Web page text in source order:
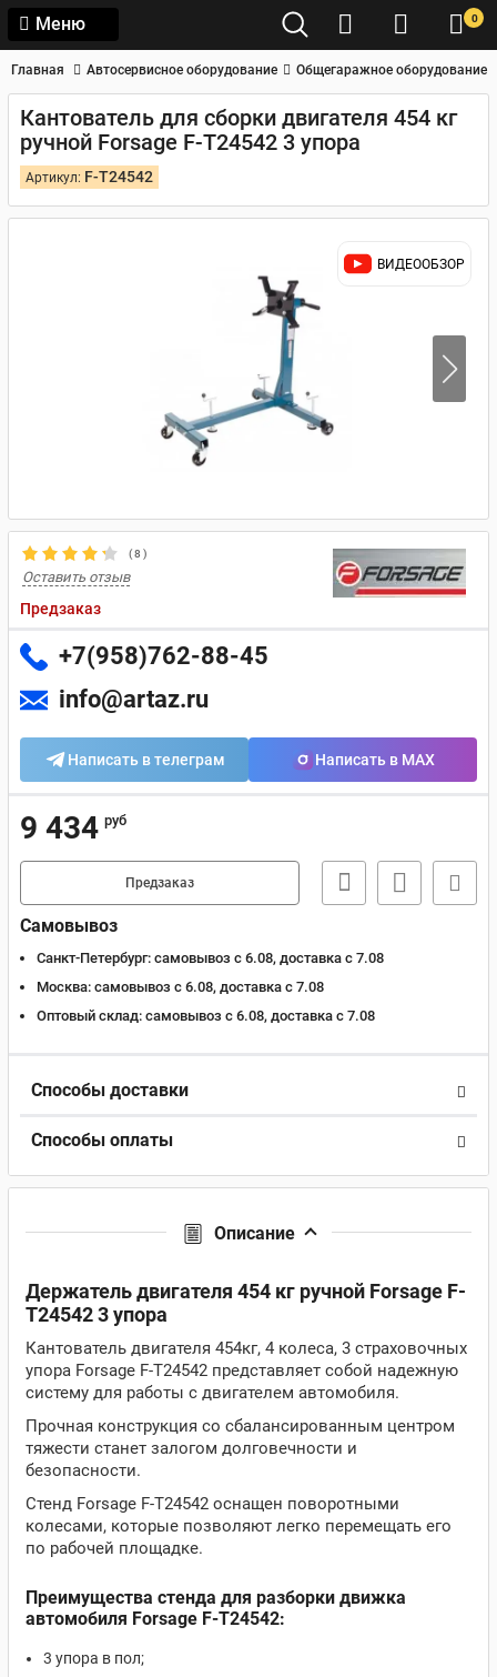
Меню 0
Главная Автосервисное оборудование Общегаражное оборудование
Кантователь для сборки двигателя 454 кг
ручной Forsage F-T24542 3 упора
Артикул: F-T24542
ВИДЕООБЗОР
(8 )
Оставить отзыв
Предзаказ
+7(958)762-88-45
info@artaz.ru
Написать в телеграм Написать в MAX
9 434 руб
Предзаказ
Самовывоз
Санкт-Петербург: самовывоз с 6.08, доставка c 7.08
Москва: самовывоз с 6.08, доставка c 7.08
Оптовый склад: самовывоз с 6.08, доставка c 7.08
Способы доставки
Способы оплаты
Описание
Держатель двигателя 454 кг ручной Forsage F-
T24542 3 упора
Кантователь двигателя 454кг, 4 колеса, 3 страховочных
упора Forsage F-T24542 представляет собой надежную
систему для работы с двигателем автомобиля.
Прочная конструкция со сбалансированным центром
тяжести станет залогом долговечности и
безопасности.
Стенд Forsage F-T24542 оснащен поворотными
колесами, которые позволяют легко перемещать его
по рабочей площадке.
Преимущества стенда для разборки движка
автомобиля Forsage F-T24542:
3 упора в пол;